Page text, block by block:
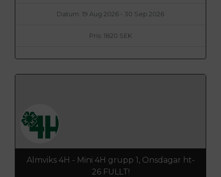
Datum: 19 Aug 2026 - 30 Sep 2026
Pris: 1820 SEK
Almviks 4H - Mini 4H grupp 1, Onsdagar ht-
26 FULLT!